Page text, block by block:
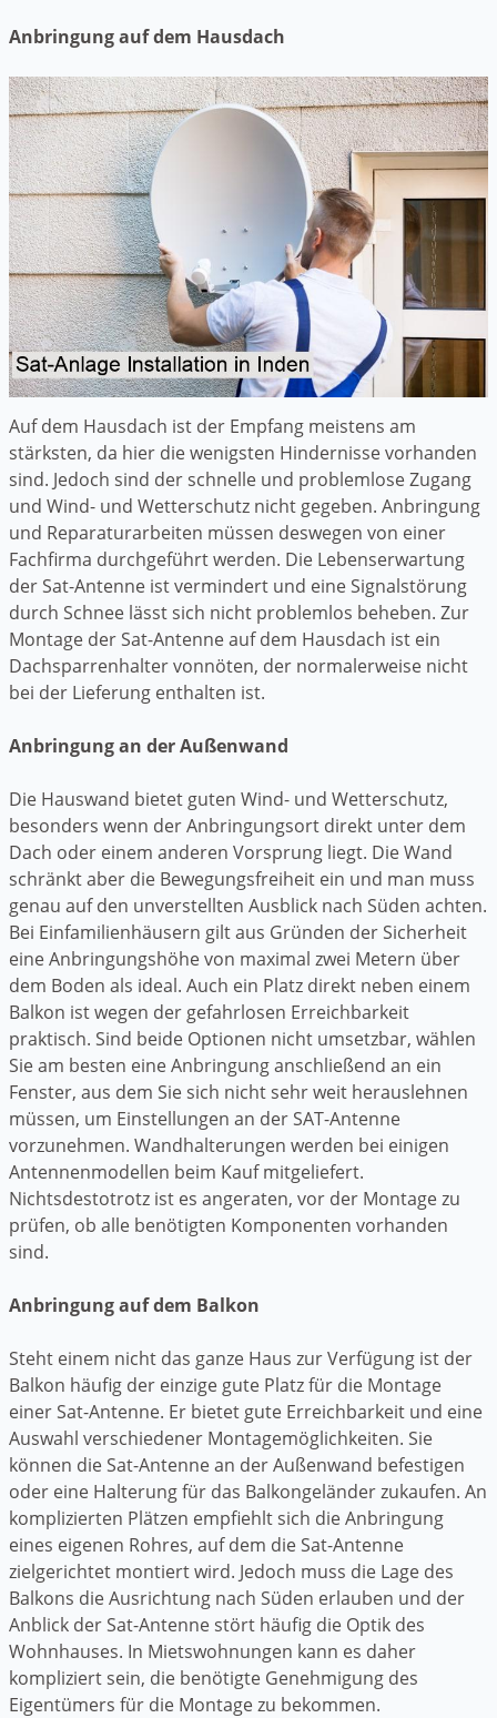
Anbringung auf dem Hausdach
Auf dem Hausdach ist der Empfang meistens am
stärksten, da hier die wenigsten Hindernisse vorhanden
sind. Jedoch sind der schnelle und problemlose Zugang
und Wind- und Wetterschutz nicht gegeben. Anbringung
und Reparaturarbeiten müssen deswegen von einer
Fachfirma durchgeführt werden. Die Lebenserwartung
der Sat-Antenne ist vermindert und eine Signalstörung
durch Schnee lässt sich nicht problemlos beheben. Zur
Montage der Sat-Antenne auf dem Hausdach ist ein
Dachsparrenhalter vonnöten, der normalerweise nicht
bei der Lieferung enthalten ist.
Anbringung an der Außenwand
Die Hauswand bietet guten Wind- und Wetterschutz,
besonders wenn der Anbringungsort direkt unter dem
Dach oder einem anderen Vorsprung liegt. Die Wand
schränkt aber die Bewegungsfreiheit ein und man muss
genau auf den unverstellten Ausblick nach Süden achten.
Bei Einfamilienhäusern gilt aus Gründen der Sicherheit
eine Anbringungshöhe von maximal zwei Metern über
dem Boden als ideal. Auch ein Platz direkt neben einem
Balkon ist wegen der gefahrlosen Erreichbarkeit
praktisch. Sind beide Optionen nicht umsetzbar, wählen
Sie am besten eine Anbringung anschließend an ein
Fenster, aus dem Sie sich nicht sehr weit herauslehnen
müssen, um Einstellungen an der SAT-Antenne
vorzunehmen. Wandhalterungen werden bei einigen
Antennenmodellen beim Kauf mitgeliefert.
Nichtsdestotrotz ist es angeraten, vor der Montage zu
prüfen, ob alle benötigten Komponenten vorhanden
sind.
Anbringung auf dem Balkon
Steht einem nicht das ganze Haus zur Verfügung ist der
Balkon häufig der einzige gute Platz für die Montage
einer Sat-Antenne. Er bietet gute Erreichbarkeit und eine
Auswahl verschiedener Montagemöglichkeiten. Sie
können die Sat-Antenne an der Außenwand befestigen
oder eine Halterung für das Balkongeländer zukaufen. An
komplizierten Plätzen empfiehlt sich die Anbringung
eines eigenen Rohres, auf dem die Sat-Antenne
zielgerichtet montiert wird. Jedoch muss die Lage des
Balkons die Ausrichtung nach Süden erlauben und der
Anblick der Sat-Antenne stört häufig die Optik des
Wohnhauses. In Mietswohnungen kann es daher
kompliziert sein, die benötigte Genehmigung des
Eigentümers für die Montage zu bekommen.